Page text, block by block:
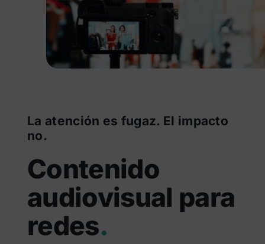
La atención es fugaz. El impacto
no.
Contenido
audiovisual para
redes.